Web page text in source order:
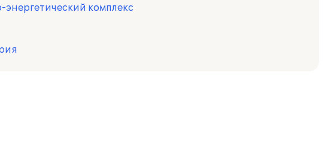
энергетический комплекс